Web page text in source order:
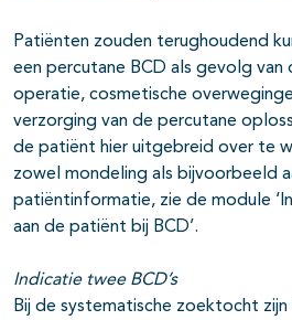
Patiënten zouden terughoudend
een percutane BCD als gevolg van
operatie, cosmetische
verzorging van de percutane
de patiënt hier uitgebreid over te
zowel mondeling als bijvoorbeeld
patiëntinformatie, zie de module
aan de patiënt bij BCD’.
Indicatie twee BCD’s
Bij de systematische zoektocht